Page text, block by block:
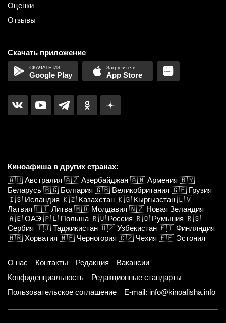
Оценки
Отзывы
Скачать приложение
Google Play App Store
Киноафиша в других странах:
🇦🇺 Австралия 🇦🇿 Азербайджан 🇦🇲 Армения 🇧🇾
Беларусь 🇧🇬 Болгария 🇬🇧 Великобритания 🇬🇪 Грузия
🇮🇸 Исландия 🇰🇿 Казахстан 🇰🇬 Кыргызстан 🇱🇻
Латвия 🇱🇹 Литва 🇲🇩 Молдавия 🇳🇿 Новая Зеландия
🇦🇪 ОАЭ 🇵🇱 Польша 🇷🇺 Россия 🇷🇴 Румыния 🇷🇸
Сербия 🇹🇯 Таджикистан 🇺🇿 Узбекистан 🇫🇮 Финляндия
🇭🇷 Хорватия 🇲🇪 Черногория 🇨🇿 Чехия 🇪🇪 Эстония
О нас Контакты Редакция
Вакансии
Конфиденциальность
Редакционные стандарты
Пользовательское соглашение
E-mail: info@kinoafisha.info